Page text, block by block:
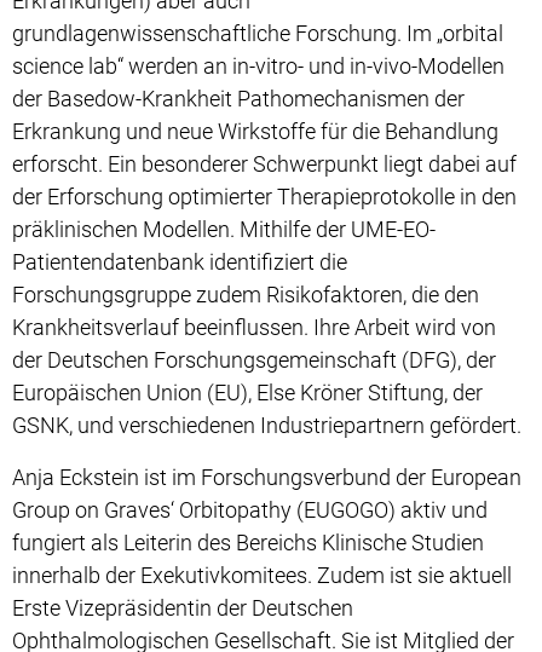
grundlagenwissenschaftliche Forschung. Im „orbital
science lab“ werden an in-vitro- und in-vivo-Modellen
der Basedow-Krankheit Pathomechanismen der
Erkrankung und neue Wirkstoffe für die Behandlung
erforscht. Ein besonderer Schwerpunkt liegt dabei auf
der Erforschung optimierter Therapieprotokolle in den
präklinischen Modellen. Mithilfe der UME-EO-
Patientendatenbank identifiziert die
Forschungsgruppe zudem Risikofaktoren, die den
Krankheitsverlauf beeinflussen. Ihre Arbeit wird von
der Deutschen Forschungsgemeinschaft (DFG), der
Europäischen Union (EU), Else Kröner Stiftung, der
GSNK, und verschiedenen Industriepartnern gefördert.
Anja Eckstein ist im Forschungsverbund der European
Group on Graves‘ Orbitopathy (EUGOGO) aktiv und
fungiert als Leiterin des Bereichs Klinische Studien
innerhalb der Exekutivkomitees. Zudem ist sie aktuell
Erste Vizepräsidentin der Deutschen
Ophthalmologischen Gesellschaft. Sie ist Mitglied der